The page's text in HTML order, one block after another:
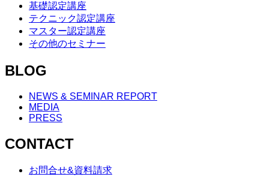
基礎認定講座
テクニック認定講座
マスター認定講座
その他のセミナー
BLOG
NEWS & SEMINAR REPORT
MEDIA
PRESS
CONTACT
お問合せ&資料請求